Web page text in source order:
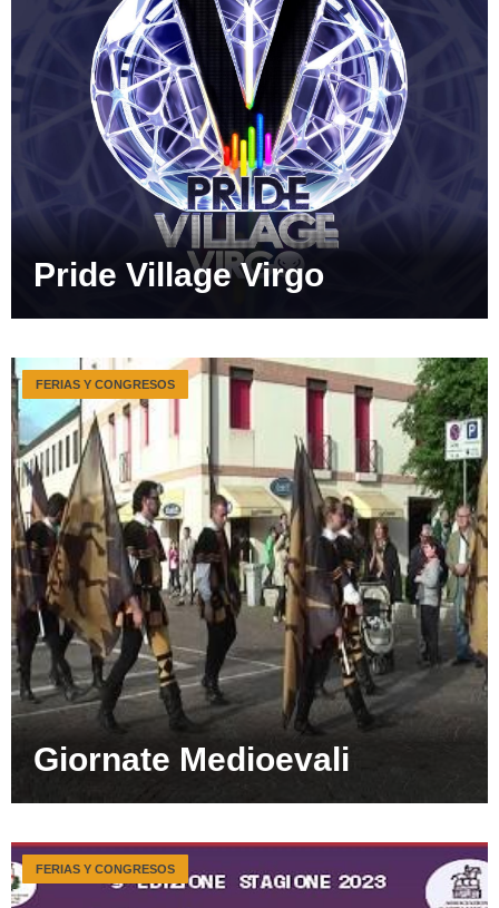
Pride Village Virgo
Giornate Medioevali
FERIAS Y CONGRESOS
FERIAS Y CONGRESOS